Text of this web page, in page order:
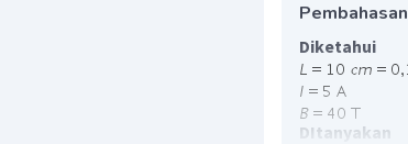
Pembahasan
Diketahui
DItanyakan